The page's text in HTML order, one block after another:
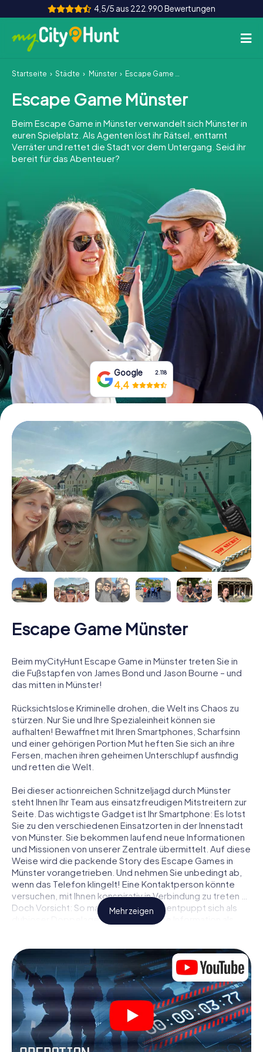
4,5/5 aus 222.990 Bewertungen
So funktioniert's
Städte
Touren
Teamevent
INT AT CH
DE
ES
FR UK
IE
IT
NL
Tickets buchen
Gutscheine bestellen
Startseite Städte Münster Escape Game Münster
Escape Game Münster
Beim Escape Game in Münster verwandelt sich Münster in
euren Spielplatz. Als Agenten löst ihr Rätsel, enttarnt
Verräter und rettet die Stadt vor dem Untergang. Seid ihr
bereit für das Abenteuer?
Google 2.118
4,4
Escape Game Münster
Beim myCityHunt Escape Game in Münster treten Sie in
die Fußstapfen von James Bond und Jason Bourne – und
das mitten in Münster!
Rücksichtslose Kriminelle drohen, die Welt ins Chaos zu
stürzen. Nur Sie und Ihre Spezialeinheit können sie
aufhalten! Bewaffnet mit Ihren Smartphones, Scharfsinn
und einer gehörigen Portion Mut heften Sie sich an ihre
Fersen, machen ihren geheimen Unterschlupf ausfindig
und retten die Welt.
Bei dieser actionreichen Schnitzeljagd durch Münster
steht Ihnen Ihr Team aus einsatzfreudigen Mitstreitern zur
Seite. Das wichtigste Gadget ist Ihr Smartphone: Es lotst
Sie zu den verschiedenen Einsatzorten in der Innenstadt
von Münster. Sie bekommen laufend neue Informationen
und Missionen von unserer Zentrale übermittelt. Auf diese
Weise wird die packende Story des Escape Games in
Münster vorangetrieben. Und nehmen Sie unbedingt ab,
wenn das Telefon klingelt! Eine Kontaktperson könnte
versuchen, mit Ihnen konspirativ in Verbindung zu treten …
Doch Vorsicht: So mancher Informant entpuppt sich als
dubioser Doppelagent und so manche Information als
Sie niemandem!
Anders als in einem klassischen Escape Room in Münster
sind Sie also nicht in ein Zimmer eingesperrt, aus dem Sie
sich in einem vorgegebenen Zeitfenster befreien
müssen. Diese Smartphone Schnitzeljagd erklärt ganz
Münster zu Ihrem persönlichen Spielfeld! Die technische
Voraussetzung für Ihr Agentenabenteuer in Münster: Ein
Smartphone mit Zugang ins mobile Internet. Per Klick
Mehr zeigen